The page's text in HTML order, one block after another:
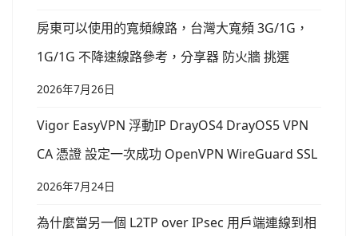
房東可以使用的寬頻線路，台灣大寬頻 3G/1G，
1G/1G 不降速線路參考，分享器 防火牆 挑選
2026年7月26日
Vigor EasyVPN 浮動IP DrayOS4 DrayOS5 VPN
CA 憑證 設定一次成功 OpenVPN WireGuard SSL
2026年7月24日
為什麼當另一個 L2TP over IPsec 用戶端連線到相